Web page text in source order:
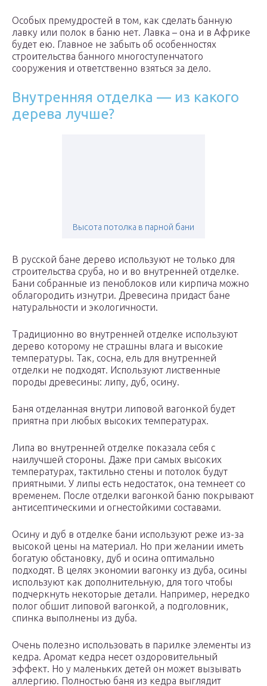
Особых премудростей в том, как сделать банную
лавку или полок в баню нет. Лавка – она и в Африке
будет ею. Главное не забыть об особенностях
строительства банного многоступенчатого
сооружения и ответственно взяться за дело.
Внутренняя отделка — из какого
дерева лучше?
Высота потолка в парной бани
В русской бане дерево используют не только для
строительства сруба, но и во внутренней отделке.
Бани собранные из пеноблоков или кирпича можно
облагородить изнутри. Древесина придаст бане
натуральности и экологичности.
Традиционно во внутренней отделке используют
дерево которому не страшны влага и высокие
температуры. Так, сосна, ель для внутренней
отделки не подходят. Используют лиственные
породы древесины: липу, дуб, осину.
Баня отделанная внутри липовой вагонкой будет
приятна при любых высоких температурах.
Липа во внутренней отделке показала себя с
наилучшей стороны. Даже при самых высоких
температурах, тактильно стены и потолок будут
приятными. У липы есть недостаток, она темнеет со
временем. После отделки вагонкой баню покрывают
антисептическими и огнестойкими составами.
Осину и дуб в отделке бани используют реже из-за
высокой цены на материал. Но при желании иметь
богатую обстановку, дуб и осина оптимально
подходят. В целях экономии вагонку из дуба, осины
используют как дополнительную, для того чтобы
подчеркнуть некоторые детали. Например, нередко
полог обшит липовой вагонкой, а подголовник,
спинка выполнены из дуба.
Очень полезно использовать в парилке элементы из
кедра. Аромат кедра несет оздоровительный
эффект. Но у маленьких детей он может вызывать
аллергию. Полностью баня из кедра выглядит